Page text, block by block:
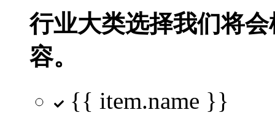
行业大类选择我们将
容。
{{ item.name }}